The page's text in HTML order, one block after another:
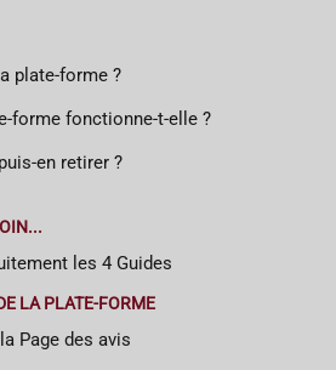
plate-forme ?
forme fonctionne-t-elle ?
en retirer ?
les 4 Guides
LA PLATE-FORME
Page des avis